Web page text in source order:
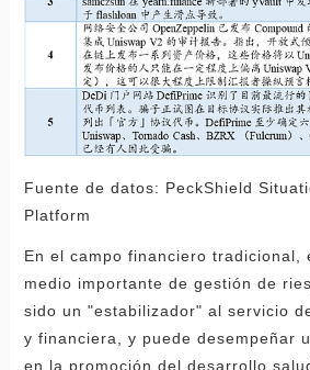
Fuente de datos: PeckShield
Platform
En el campo financiero tradicional,
medio importante de gestión de
sido un "estabilizador" al servicio
y financiera, y puede desempeñar
en la promoción del desarrollo